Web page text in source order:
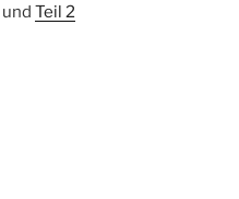
und Teil 2